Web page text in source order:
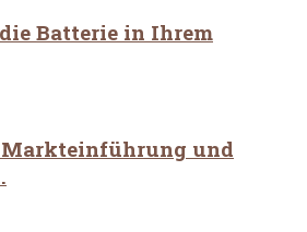
Batterie in Ihrem
Markteinführung und